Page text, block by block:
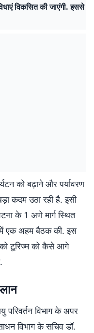
विकसित की जाएंगी. इससे
को बढ़ाने और पर्यावरण
कदम उठा रही है. इसी
के 1 अणे मार्ग स्थित
एक अहम बैठक की. इस
टूरिज्म को कैसे आगे
परिवर्तन विभाग के अपर
विभाग के सचिव डॉ.